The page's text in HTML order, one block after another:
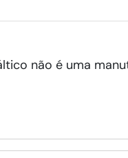
não é uma